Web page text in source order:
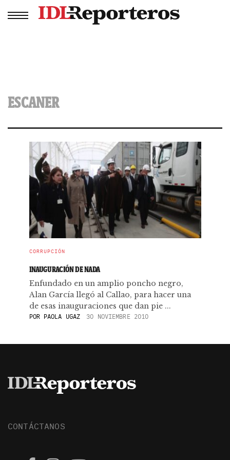
ESCANER
CORRUPCIÓN
INAUGURACIÓN DE NADA
Enfundado en un amplio poncho negro,
Alan García llegó al Callao, para hacer una
de esas inauguraciones que dan pie ...
PORPAOLA UGAZ 30 NOVIEMBRE 2010
CONTÁCTANOS